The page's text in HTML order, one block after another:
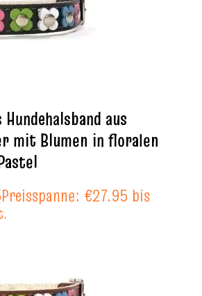
aus
mit Blumen in floralen
Preisspanne: €27.95 bis